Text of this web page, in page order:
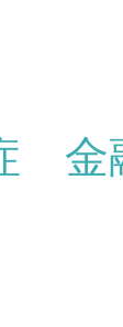
金